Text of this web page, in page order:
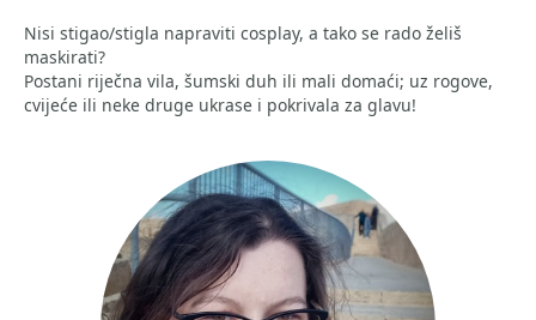
Nisi stigao/stigla napraviti cosplay, a tako se rado želiš
maskirati?
Postani riječna vila, šumski duh ili mali domaći; uz rogove,
cvijeće ili neke druge ukrase i pokrivala za glavu!